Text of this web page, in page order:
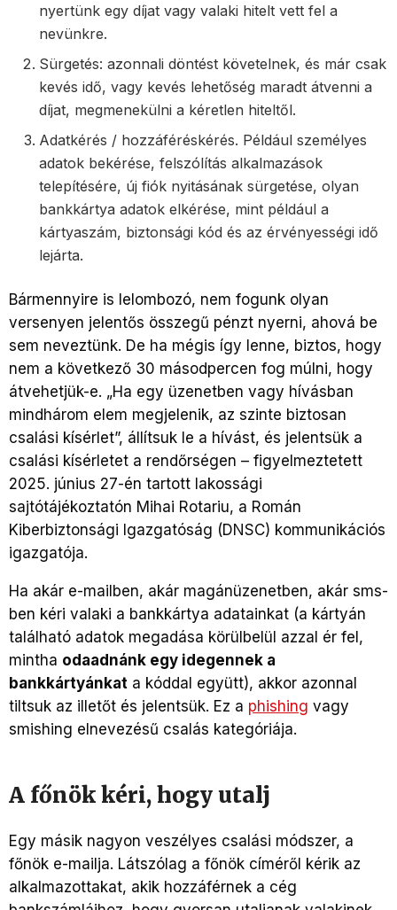
nyertünk egy díjat vagy valaki hitelt vett fel a
nevünkre.
Sürgetés: azonnali döntést követelnek, és már csak
kevés idő, vagy kevés lehetőség maradt átvenni a
díjat, megmenekülni a kéretlen hiteltől.
Adatkérés / hozzáféréskérés. Például személyes
adatok bekérése, felszólítás alkalmazások
telepítésére, új fiók nyitásának sürgetése, olyan
bankkártya adatok elkérése, mint például a
kártyaszám, biztonsági kód és az érvényességi idő
lejárta.
Bármennyire is lelombozó, nem fogunk olyan
versenyen jelentős összegű pénzt nyerni, ahová be
sem neveztünk. De ha mégis így lenne, biztos, hogy
nem a következő 30 másodpercen fog múlni, hogy
átvehetjük-e. „Ha egy üzenetben vagy hívásban
mindhárom elem megjelenik, az szinte biztosan
csalási kísérlet”, állítsuk le a hívást, és jelentsük a
csalási kísérletet a rendőrségen – figyelmeztetett
2025. június 27-én tartott lakossági
sajtótájékoztatón Mihai Rotariu, a Román
Kiberbiztonsági Igazgatóság (DNSC) kommunikációs
igazgatója.
Ha akár e-mailben, akár magánüzenetben, akár sms-
ben kéri valaki a bankkártya adatainkat (a kártyán
található adatok megadása körülbelül azzal ér fel,
mintha odaadnánk egy idegennek a
bankkártyánkat a kóddal együtt), akkor azonnal
tiltsuk az illetőt és jelentsük. Ez a phishing vagy
smishing elnevezésű csalás kategóriája.
A főnök kéri, hogy utalj
Egy másik nagyon veszélyes csalási módszer, a
főnök e-mailja. Látszólag a főnök címéről kérik az
alkalmazottakat, akik hozzáférnek a cég